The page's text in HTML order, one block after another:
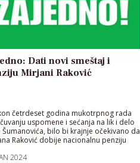
Dati novi smeštaj i
Mirjani Raković
četrdeset godina mukotrpnog rada
uspomene i sećanja na lik i delo
Šumanovića, bilo bi krajnje očekivano da
Raković dobije nacionalnu penziju
2024